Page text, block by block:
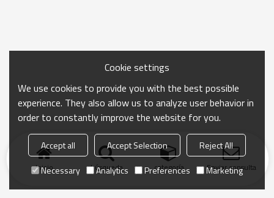
Inicio búsqueda categoría Enviar consulta
Cookie settings
We use cookies to provide you with the best possible
experience. They also allow us to analyze user behavior in
order to constantly improve the website for you.
Accept all Accept Selection
Reject All
Necessary
Analytics Preferences Marketing